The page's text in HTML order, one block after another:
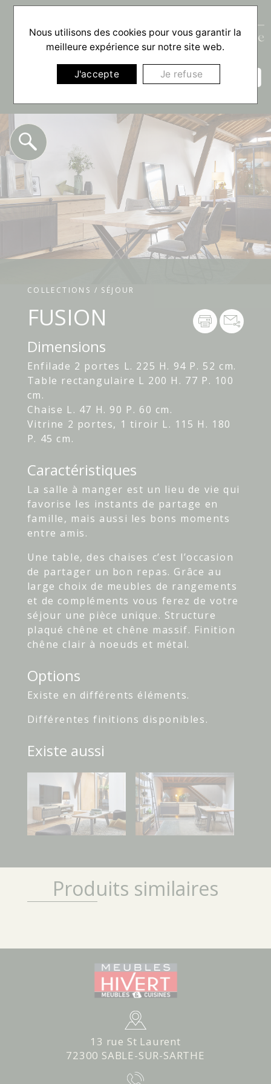
☰
COLLECTIONS / SÉJOUR
FUSION
Dimensions
Enfilade 2 portes L. 225 H. 94 P. 52 cm.
Table rectangulaire L 200 H. 77 P. 100
cm.
Chaise L. 47 H. 90 P. 60 cm.
Vitrine 2 portes, 1 tiroir L. 115 H. 180
P. 45 cm.
Caractéristiques
La salle à manger est un lieu de vie qui
favorise les instants de partage en
famille, mais aussi les bons moments
entre amis.
Une table, des chaises c’est l’occasion
de partager un bon repas. Grâce au
large choix de meubles de rangements
et de compléments vous ferez de votre
séjour une pièce unique. Structure
plaqué chêne et chêne massif. Finition
chêne clair à noeuds et métal.
Options
Existe en différents éléments.
Différentes finitions disponibles.
Existe aussi
Produits similaires
13 rue St Laurent
72300 SABLE-SUR-SARTHE
Nous utilisons des cookies pour vous garantir la
meilleure expérience sur notre site web.
J'accepte Je refuse